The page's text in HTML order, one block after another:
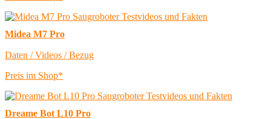
Midea M7 Pro
Daten / Videos / Bezug
Preis im Shop*
Dreame Bot L10 Pro